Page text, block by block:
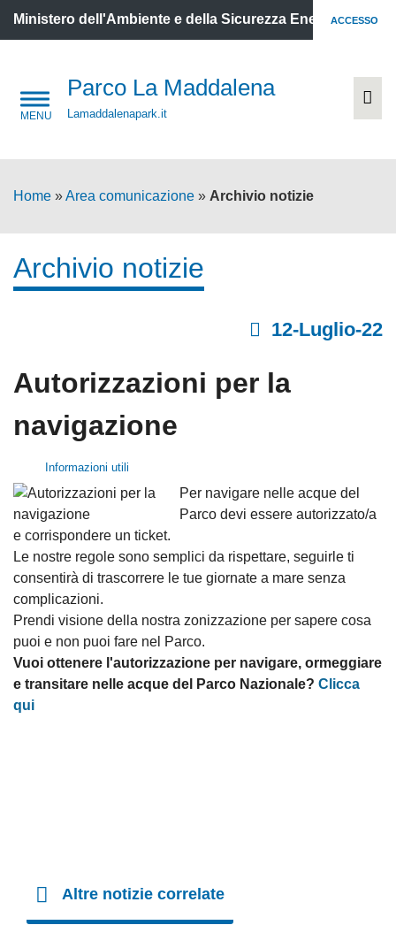
Ministero dell'Ambiente e della Sicurezza Energetica
ACCESSO
Parco La Maddalena
Lamaddalenapark.it
Home »Area comunicazione » Archivio notizie
Archivio notizie
12-Luglio-22
Autorizzazioni per la
navigazione
Informazioni utili
Per navigare nelle acque del
Parco devi essere autorizzato/a
e corrispondere un ticket.
Le nostre regole sono semplici da rispettare, seguirle ti
consentirà di trascorrere le tue giornate a mare senza
complicazioni.
Prendi visione della nostra zonizzazione per sapere cosa
puoi e non puoi fare nel Parco.
Vuoi ottenere l'autorizzazione per navigare, ormeggiare
e transitare nelle acque del Parco Nazionale? Clicca
qui
Altre notizie correlate